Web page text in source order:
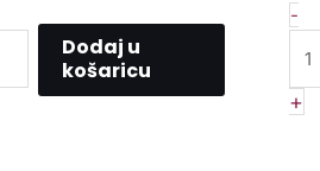
Dodaj u
košaricu
-
+